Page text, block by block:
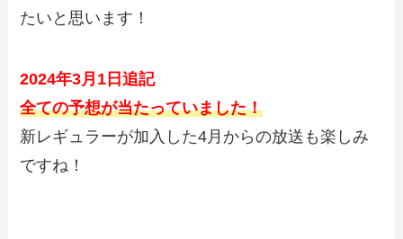
たいと思います！
2024年3月1日追記
全ての予想が当たっていました！
新レギュラーが加入した4月からの放送も楽しみ
ですね！